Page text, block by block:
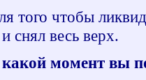
того чтобы
снял весь верх.
момент вы